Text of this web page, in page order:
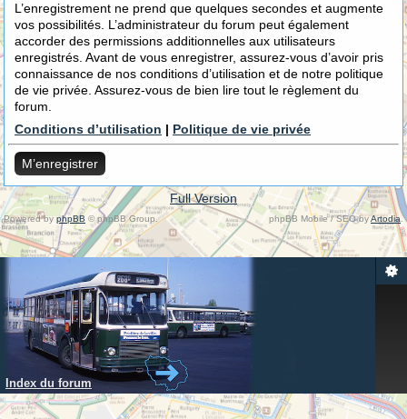
L’enregistrement ne prend que quelques secondes et augmente
vos possibilités. L’administrateur du forum peut également
accorder des permissions additionnelles aux utilisateurs
enregistrés. Avant de vous enregistrer, assurez-vous d’avoir pris
connaissance de nos conditions d’utilisation et de notre politique
de vie privée. Assurez-vous de bien lire tout le règlement du
forum.
Conditions d’utilisation | Politique de vie privée
M’enregistrer
Full Version
Powered byphpBB © phpBB Group. phpBB Mobile / SEO byArtodia .
Index du forum